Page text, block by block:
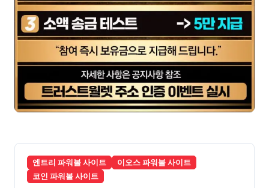
엔트리 파워볼 사이트
이오스 파워볼 사이트
코인 파워볼 사이트